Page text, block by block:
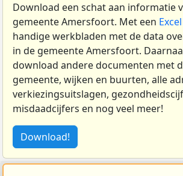
Download een schat aan informatie
gemeente Amersfoort. Met een
handige werkbladen met de data
in de gemeente Amersfoort.
download andere documenten met
gemeente, wijken en buurten, alle
verkiezingsuitslagen,
misdaadcijfers en nog veel meer!
Download!